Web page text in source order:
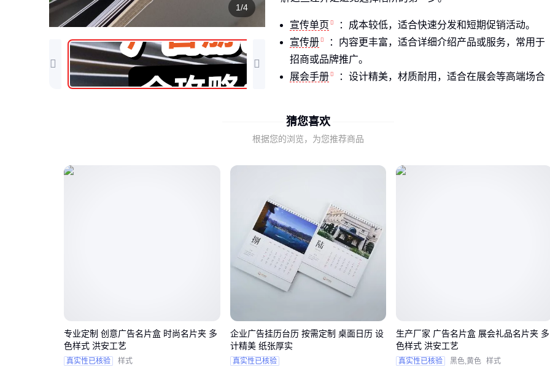
1/4
宣传单页
：成本较低，适合快速分发和短期促销活动。
宣传册
：内容更丰富，适合详细介绍产品或服务，常用于
招商或品牌推广。
展会手册
：设计精美，材质耐用，适合在展会等高端场合
选择广告册子时，首先要明确你的使用场景和目标受众，这将
直接影响你对类型、设计和材质的选择。
二、广告册子设计中的隐藏细节
多用户在选购时容易忽略这些细节，导致最终效果大打折扣。
设计要素包括版面布局、色彩搭配和字体选择，这些都会影响
读者的阅读体验和信息接收效果。材质的选择则关系到册子的
手感和耐用性，尤其是在需要长期保存或多次传阅的场景中。
印刷质量也是一个不容忽视的因素，低质量的印刷会直接影响
节，可以显著提升广告册子的整体效果。
三、展会、招商、日常宣传：不同场景如何匹配广告册
猜您喜欢
根据您的浏览，为您推荐商品
专业定制 创意广告名片盒 时尚名片夹 多
色样式 洪安工艺
真实性已核验 样式
企业广告挂历台历 按需定制 桌面日历 设
计精美 纸张厚实
真实性已核验
生产厂家 广告名片盒 展会礼品名片夹 多
色样式 洪安工艺
真实性已核验 黑色,黄色 样式